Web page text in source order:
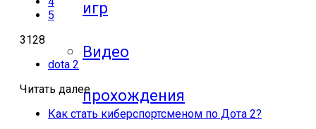
игр
Видео
прохождения
5
3128
dota 2
Читать далее
Как стать киберспортсменом по Дота 2?